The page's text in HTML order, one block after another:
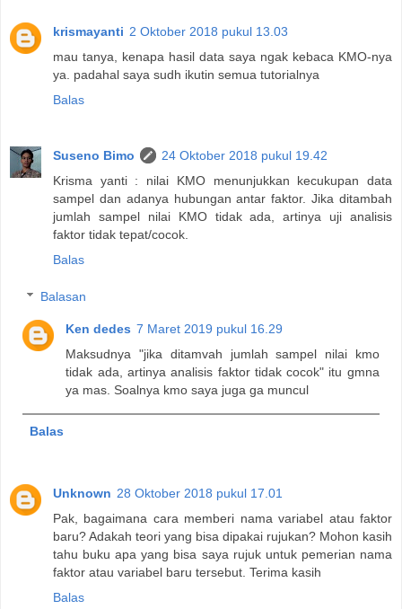
krismayanti 2 Oktober 2018 pukul 13.03
mau tanya, kenapa hasil data saya ngak kebaca KMO-nya
ya. padahal saya sudh ikutin semua tutorialnya
Balas
Suseno Bimo
24 Oktober 2018 pukul 19.42
Krisma yanti : nilai KMO menunjukkan kecukupan data
sampel dan adanya hubungan antar faktor. Jika ditambah
jumlah sampel nilai KMO tidak ada, artinya uji analisis
faktor tidak tepat/cocok.
Balas
Balasan
Ken dedes 7 Maret 2019 pukul 16.29
Maksudnya "jika ditamvah jumlah sampel nilai kmo
tidak ada, artinya analisis faktor tidak cocok" itu gmna
ya mas. Soalnya kmo saya juga ga muncul
Balas
Unknown 28 Oktober 2018 pukul 17.01
Pak, bagaimana cara memberi nama variabel atau faktor
baru? Adakah teori yang bisa dipakai rujukan? Mohon kasih
tahu buku apa yang bisa saya rujuk untuk pemerian nama
faktor atau variabel baru tersebut. Terima kasih
Balas